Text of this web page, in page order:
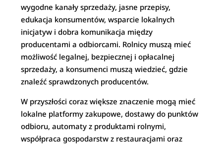
wygodne kanały sprzedaży, jasne przepisy,
edukacja konsumentów, wsparcie lokalnych
inicjatyw i dobra komunikacja między
producentami a odbiorcami. Rolnicy muszą mieć
możliwość legalnej, bezpiecznej i opłacalnej
sprzedaży, a konsumenci muszą wiedzieć, gdzie
znaleźć sprawdzonych producentów.
W przyszłości coraz większe znaczenie mogą mieć
lokalne platformy zakupowe, dostawy do punktów
odbioru, automaty z produktami rolnymi,
współpraca gospodarstw z restauracjami oraz